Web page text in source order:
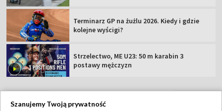
Terminarz GP na żużlu 2026. Kiedy i gdzie
kolejne wyścigi?
Strzelectwo, ME U23: 50 m karabin 3
postawy mężczyzn
Szanujemy Twoją prywatność